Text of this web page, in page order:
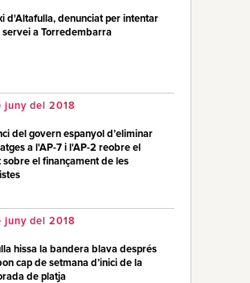
Qui Som
d'Altafulla, denunciat per intentar
servei a Torredembarra
juny del 2018
del govern espanyol d’eliminar
a l'AP-7 i l'AP-2 reobre el
sobre el finançament de les
juny del 2018
hissa la bandera blava després
cap de setmana d’inici de la
de platja